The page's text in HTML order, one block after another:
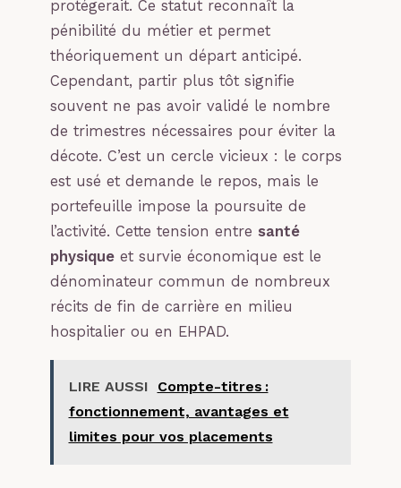
protégerait. Ce statut reconnaît la
pénibilité du métier et permet
théoriquement un départ anticipé.
Cependant, partir plus tôt signifie
souvent ne pas avoir validé le nombre
de trimestres nécessaires pour éviter la
décote. C’est un cercle vicieux : le corps
est usé et demande le repos, mais le
portefeuille impose la poursuite de
l’activité. Cette tension entre santé
physique et survie économique est le
dénominateur commun de nombreux
récits de fin de carrière en milieu
hospitalier ou en EHPAD.
LIRE AUSSI
Compte-titres :
fonctionnement, avantages et
limites pour vos placements